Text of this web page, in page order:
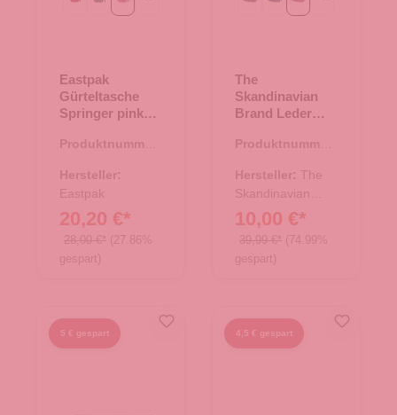
Eastpak
Gürteltasche
Springer pink
Produktnummer:
Hersteller:
Eastpak
20,20 €*
28,00 €* (27.86%
gespart)
The
Skandinavian
Brand Leder
- Purple
Produktnummer:
Hersteller: The
Skandinavian
Brand
10,00 €*
39,99 €* (74.99%
gespart)
5 € gespart 4,5 € gespart